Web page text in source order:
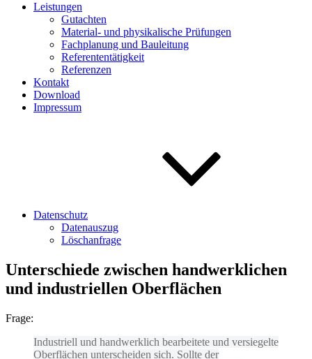
Leistungen
Gutachten
Material- und physikalische Prüfungen
Fachplanung und Bauleitung
Referententätigkeit
Referenzen
Kontakt
Download
Impressum
Datenschutz
Datenauszug
Löschanfrage
Unterschiede zwischen handwerklichen
und industriellen Oberflächen
Frage:
Industriell und handwerklich bearbeitete und versiegelte
Oberflächen unterscheiden sich. Sollte der